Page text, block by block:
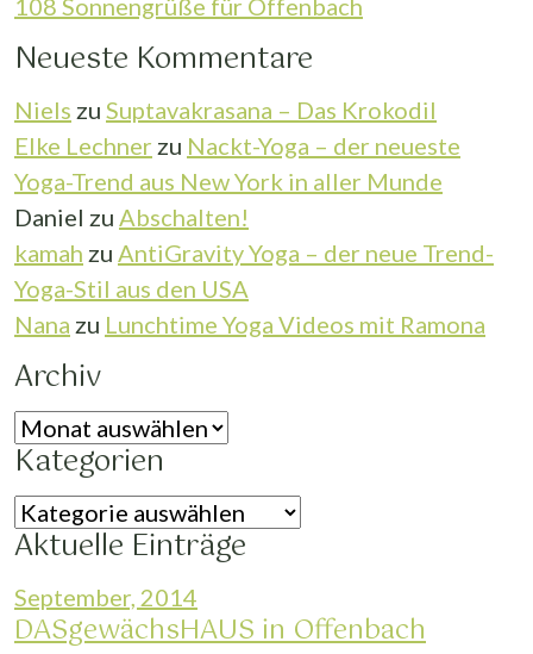
108 Sonnengrüße für Offenbach
Neueste Kommentare
Niels zu Suptavakrasana – Das Krokodil
Elke Lechner zu Nackt-Yoga – der neueste
Yoga-Trend aus New York in aller Munde
Daniel zu Abschalten!
kamah zu AntiGravity Yoga – der neue Trend-
Yoga-Stil aus den USA
Nana zu Lunchtime Yoga Videos mit Ramona
Archiv
Archiv
Kategorien
Kategorien
Aktuelle Einträge
September, 2014
DASgewächsHAUS in Offenbach